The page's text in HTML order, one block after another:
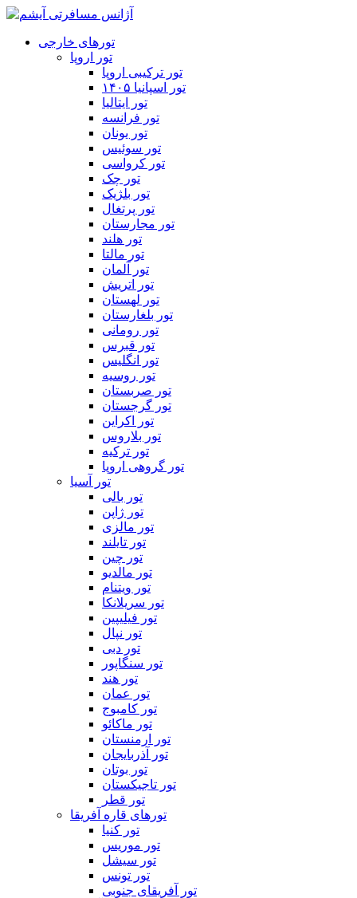
تورهای خارجی
تور اروپا
تور ترکیبی اروپا
تور اسپانیا ۱۴۰۵
تور ایتالیا
تور فرانسه
تور یونان
تور سوئیس
تور کرواسی
تور چک
تور بلژیک
تور پرتغال
تور مجارستان
تور هلند
تور مالتا
تور آلمان
تور اتریش
تور لهستان
تور بلغارستان
تور رومانی
تور قبرس
تور انگلیس
تور روسیه
تور صربستان
تور گرجستان
تور اکراین
تور بلاروس
تور ترکیه
تور گروهی اروپا
تور آسیا
تور بالی
تور ژاپن
تور مالزی
تور تایلند
تور چین
تور مالدیو
تور ویتنام
تور سریلانکا
تور فیلیپین
تور نپال
تور دبی
تور سنگاپور
تور هند
تور عمان
تور کامبوج
تور ماکائو
تور ارمنستان
تور آذربایجان
تور بوتان
تور تاجیکستان
تور قطر
تورهای قاره آفریقا
تور کنیا
تور موریس
تور سیشل
تور تونس
تور آفریقای جنوبی